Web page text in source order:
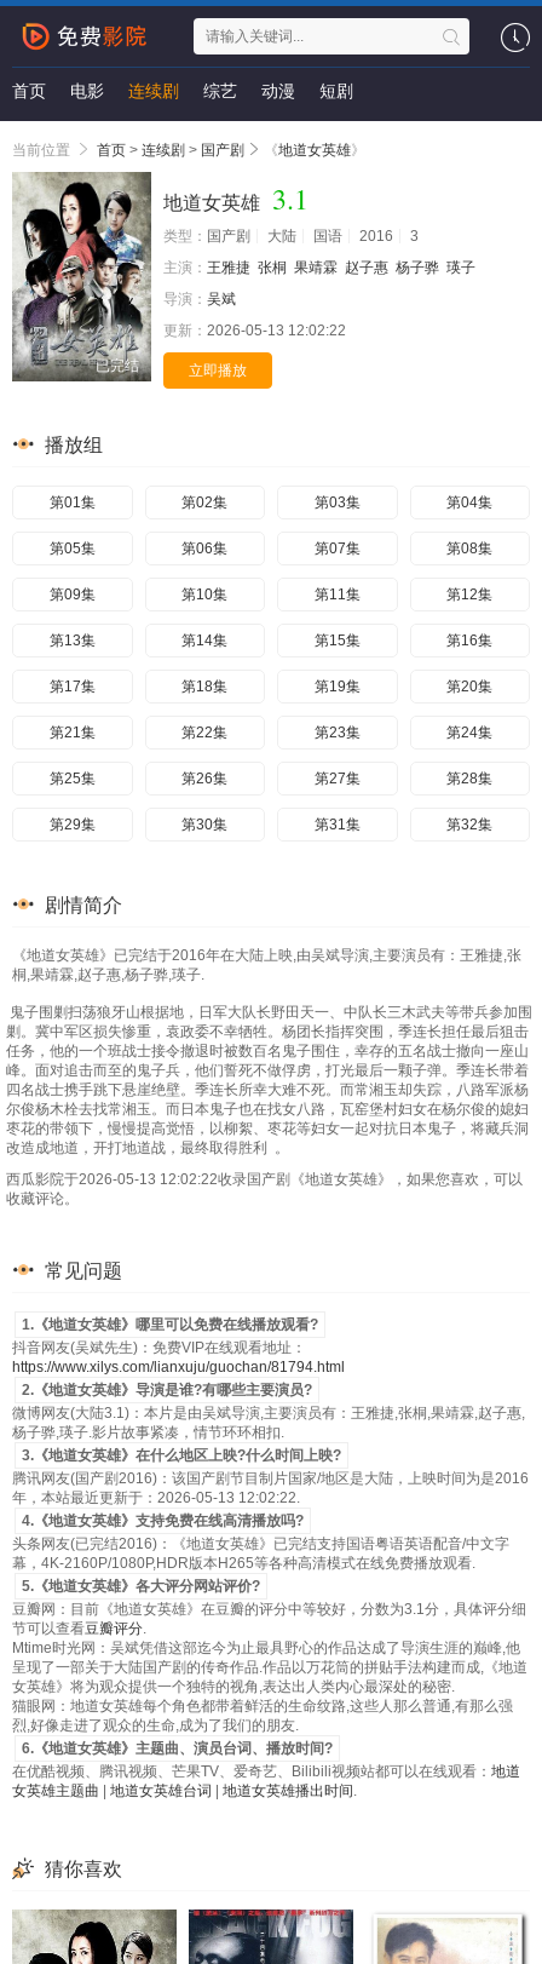
首页 电影 连续剧 综艺 动漫 短剧
当前位置 首页 > 连续剧 > 国产剧 《地道女英雄》
已完结
地道女英雄 3.1
类型： 国产剧 大陆 国语 2016
3
主演： 王雅捷 张桐 果靖霖 赵子惠 杨子骅 瑛子
导演： 吴斌
更新： 2026-05-13 12:02:22
立即播放
播放组
第01集 第02集 第03集 第04集
第05集 第06集 第07集 第08集
第09集 第10集 第11集 第12集
第13集 第14集 第15集 第16集
第17集 第18集 第19集 第20集
第21集 第22集 第23集 第24集
第25集 第26集 第27集 第28集
第29集 第30集 第31集 第32集
第37集
剧情简介
《地道女英雄》已完结于2016年在大陆上映,由吴斌导演,主要演员有：王雅捷,张
桐,果靖霖,赵子惠,杨子骅,瑛子.
鬼子围剿扫荡狼牙山根据地，日军大队长野田天一、中队长三木武夫等带兵参加围
剿。冀中军区损失惨重，袁政委不幸牺牲。杨团长指挥突围，季连长担任最后狙击
任务，他的一个班战士接令撤退时被数百名鬼子围住，幸存的五名战士撤向一座山
峰。面对追击而至的鬼子兵，他们誓死不做俘虏，打光最后一颗子弹。季连长带着
四名战士携手跳下悬崖绝壁。季连长所幸大难不死。而常湘玉却失踪，八路军派杨
尔俊杨木栓去找常湘玉。而日本鬼子也在找女八路，瓦窑堡村妇女在杨尔俊的媳妇
枣花的带领下，慢慢提高觉悟，以柳絮、枣花等妇女一起对抗日本鬼子，将藏兵洞
改造成地道，开打地道战，最终取得胜利 。
西瓜影院于2026-05-13 12:02:22收录国产剧《地道女英雄》，如果您喜欢，可以
收藏评论。
常见问题
1.《地道女英雄》哪里可以免费在线播放观看?
抖音网友(吴斌先生)：免费VIP在线观看地址：
https://www.xilys.com/lianxuju/guochan/81794.html
2.《地道女英雄》导演是谁?有哪些主要演员?
微博网友(大陆3.1)：本片是由吴斌导演,主要演员有：王雅捷,张桐,果靖霖,赵子惠,
杨子骅,瑛子.影片故事紧凑，情节环环相扣.
3.《地道女英雄》在什么地区上映?什么时间上映?
腾讯网友(国产剧2016)：该国产剧节目制片国家/地区是大陆，上映时间为是2016
年，本站最近更新于：2026-05-13 12:02:22.
4.《地道女英雄》支持免费在线高清播放吗?
头条网友(已完结2016)：《地道女英雄》已完结支持国语粤语英语配音/中文字
幕，4K-2160P/1080P,HDR版本H265等各种高清模式在线免费播放观看.
5.《地道女英雄》各大评分网站评价?
豆瓣网：目前《地道女英雄》在豆瓣的评分中等较好，分数为3.1分，具体评分细
节可以查看豆瓣评分.
Mtime时光网：吴斌凭借这部迄今为止最具野心的作品达成了导演生涯的巅峰,他
呈现了一部关于大陆国产剧的传奇作品.作品以万花筒的拼贴手法构建而成,《地道
女英雄》将为观众提供一个独特的视角,表达出人类内心最深处的秘密.
猫眼网：地道女英雄每个角色都带着鲜活的生命纹路,这些人那么普通,有那么强
烈,好像走进了观众的生命,成为了我们的朋友.
6.《地道女英雄》主题曲、演员台词、播放时间?
在优酷视频、腾讯视频、芒果TV、爱奇艺、Bilibili视频站都可以在线观看： 地道
女英雄主题曲
地道女英雄台词 地道女英雄播出时间 .
猜你喜欢